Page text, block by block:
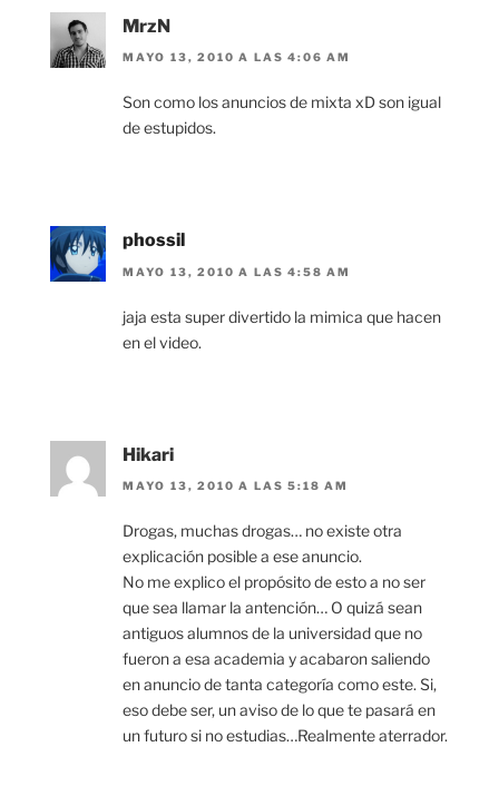
MrzN
MAYO 13, 2010 A LAS 4:06 AM
Son como los anuncios de mixta xD son igual
de estupidos.
phossil
MAYO 13, 2010 A LAS 4:58 AM
jaja esta super divertido la mimica que hacen
en el video.
Hikari
MAYO 13, 2010 A LAS 5:18 AM
Drogas, muchas drogas… no existe otra
explicación posible a ese anuncio.
No me explico el propósito de esto a no ser
que sea llamar la antención… O quizá sean
antiguos alumnos de la universidad que no
fueron a esa academia y acabaron saliendo
en anuncio de tanta categoría como este. Si,
eso debe ser, un aviso de lo que te pasará en
un futuro si no estudias…Realmente aterrador.